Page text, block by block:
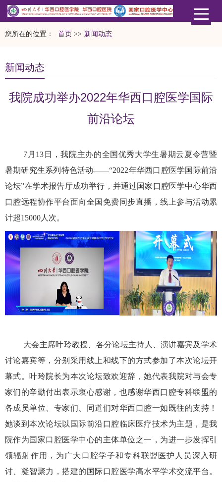
您所在的位置： 首页 >> 新闻动态
新闻动态
我院成功举办2022年华西口腔医学国际
前沿论坛
7月13日，我院主办的全国优秀大学生暑期云夏令营暨
暑期研究生系列特色活动——“2022年华西口腔医学国际前沿
论坛”在学术报告厅成功举行，并通过国家口腔医学中心华西
口腔远程协作平台面向全国免费同步直播，线上参与活动累
计超15000人次。
大会主席叶玲教授、各分论坛主持人、演讲嘉宾及学术
讨论嘉宾等，分别采用线上和线下的方式参加了本次论坛开
幕式。叶玲院长为本次论坛致欢迎辞，她代表我院对与会专
家们的辛勤付出表示衷心感谢，也感谢华西口腔专科联盟的
各成员单位、专家们、同道们对华西口腔一如既往的支持！
她谈到本次论坛以国际前沿口腔临床医疗技术为主题，是我
院作为国家口腔医学中心的主体单位之一，为进一步发挥引
领辐射作用，为广大口腔学子和专科联盟医护人员深入研
讨、凝智聚力，搭建的国际口腔医学高水平学术交流平台。